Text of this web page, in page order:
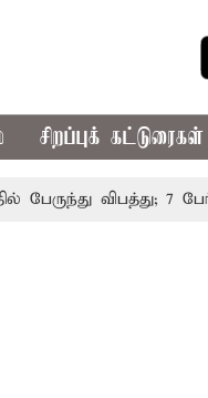
சிறப்புக் கட்டுரைகள்
விபத்து; 7 பேர்